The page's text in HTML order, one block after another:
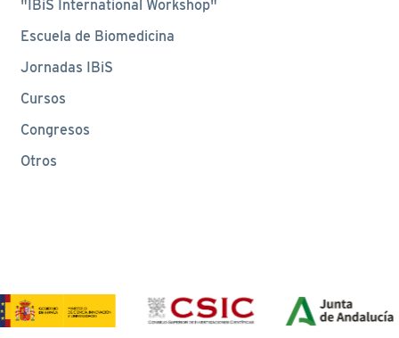
"IBiS International Workshop"
Escuela de Biomedicina
Jornadas IBiS
Cursos
Congresos
Otros